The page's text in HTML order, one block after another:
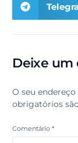
Deixe um
O seu
obrigatórios
Comentário*